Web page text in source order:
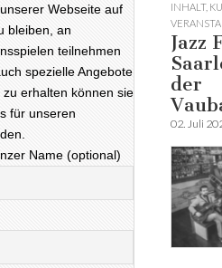
INHALT,
Jazz
der
02. Juli
Webseite auf
bleiben, an
teilnehmen
spezielle Angebote
erhalten können sie
für unseren
Name (optional)